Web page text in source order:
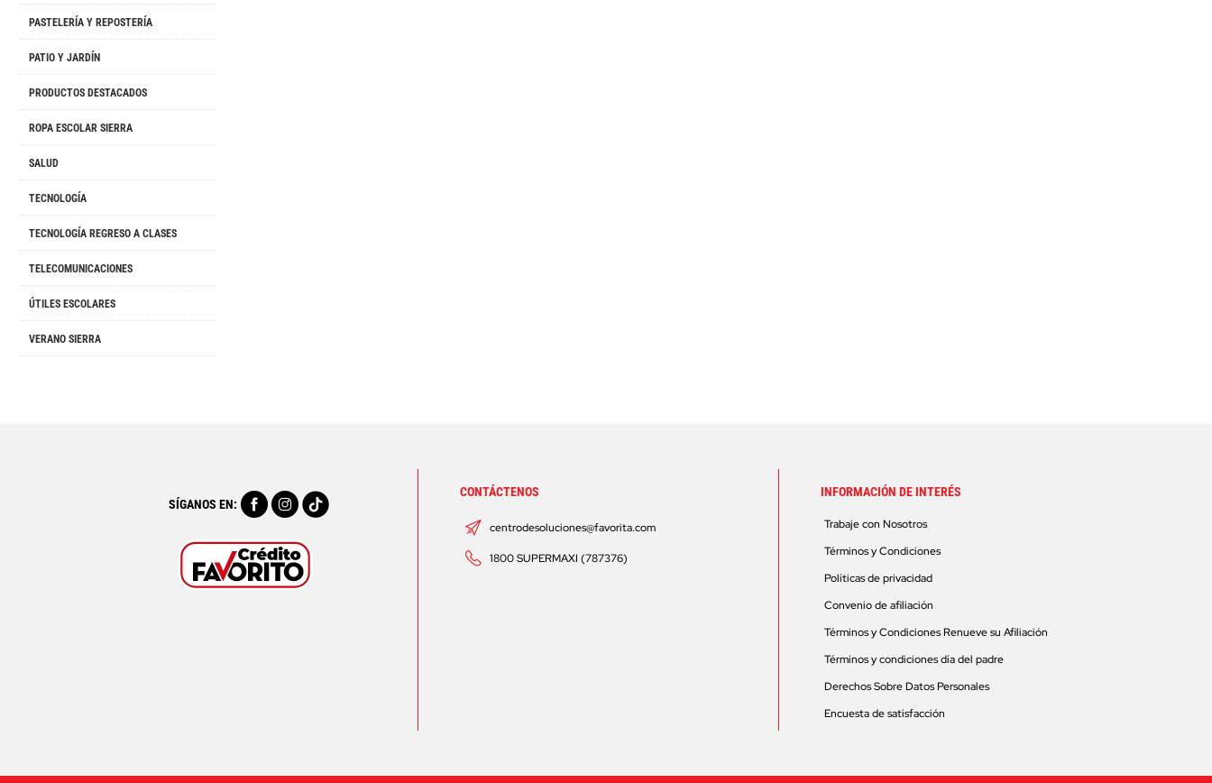
PASTELERÍA Y REPOSTERÍA
PATIO Y JARDÍN
PRODUCTOS DESTACADOS
ROPA ESCOLAR SIERRA
SALUD
TECNOLOGÍA
TECNOLOGÍA REGRESO A CLASES
TELECOMUNICACIONES
ÚTILES ESCOLARES
VERANO SIERRA
SÍGANOS EN:
CONTÁCTENOS
centrodesoluciones@favorita.com
1800 SUPERMAXI (787376)
INFORMACIÓN DE INTERÉS
Trabaje con Nosotros
Términos y Condiciones
Políticas de privacidad
Convenio de afiliación
Términos y Condiciones Renueve su Afiliación
Términos y condiciones día del padre
Derechos Sobre Datos Personales
Encuesta de satisfacción